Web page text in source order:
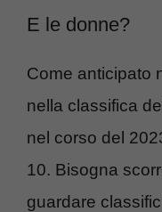
E le donne?
Come anticipato
nella classifica
nel corso del
10. Bisogna
guardare